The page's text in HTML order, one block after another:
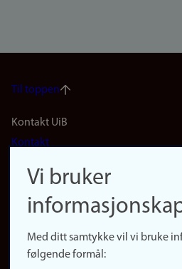
Til toppen
Footer
(no)
Kontakt UiB
Kontakt
Finn forsker
Presse
Finn studier
Ledige stillinger
Vi bruker
Med ditt samtykke vil vi bruke
følgende formål: